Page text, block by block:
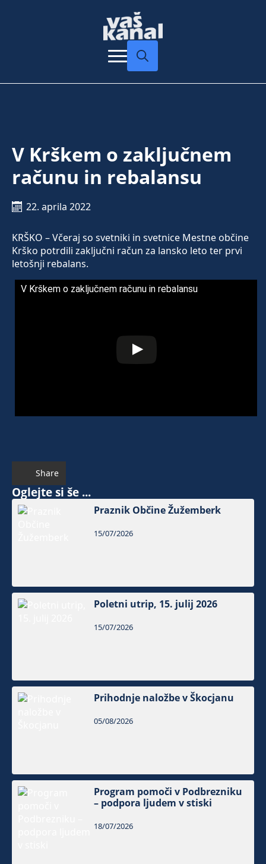
V Krškem o zaključnem
računu in rebalansu
22. aprila 2022
KRŠKO – Včeraj so svetniki in svetnice Mestne občine
Krško potrdili zaključni račun za lansko leto ter prvi
letošnji rebalans.
V Krškem o zaključnem računu in rebalansu
Share
Oglejte si še ...
Praznik Občine Žužemberk
15/07/2026
Poletni utrip, 15. julij 2026
15/07/2026
Prihodnje naložbe v Škocjanu
05/08/2026
Program pomoči v Podbrezniku
– podpora ljudem v stiski
18/07/2026